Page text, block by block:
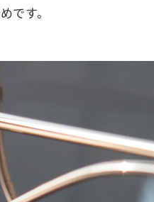
です。